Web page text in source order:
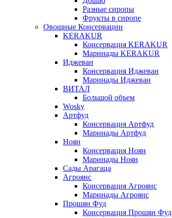
Разные сиропы
Фрукты в сиропе
Овощные Консервации
KERAKUR
Консервация KERAKUR
Маринады KERAKUR
Иджеван
Консервация Иджеван
Маринады Иджеван
ВИТАЛ
Большой объем
Wosky
Артфуд
Консервация Артфуд
Маринады Артфуд
Ноян
Консервация Ноян
Маринады Ноян
Сады Арагаца
Агроянс
Консервация Агроянс
Маринады Агроянс
Прошян Фуд
Консервация Прошян Фуд